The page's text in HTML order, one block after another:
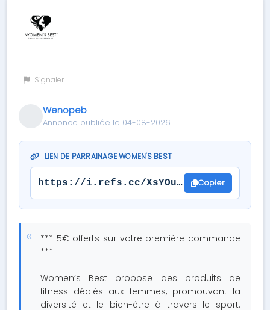
Signaler
Wenopeb
Annonce publiée le 04-08-2026
LIEN DE PARRAINAGE WOMEN'S BEST
https://i.refs.cc/ Copier
*** 5€ offerts sur votre première commande
***
Women’s Best propose des produits de
fitness dédiés aux femmes, promouvant la
diversité et le bien-être à travers le sport.